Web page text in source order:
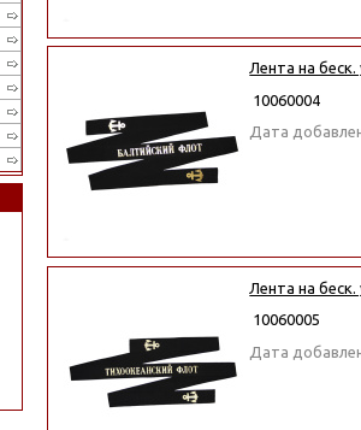
Лента на
10060004
Дата
Лента на
10060005
Дата